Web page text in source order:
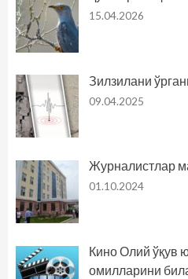
15.04.2026
Зилзилани
09.04.2025
Журналистлар
01.10.2024
Кино Олий ўқув
омилларини